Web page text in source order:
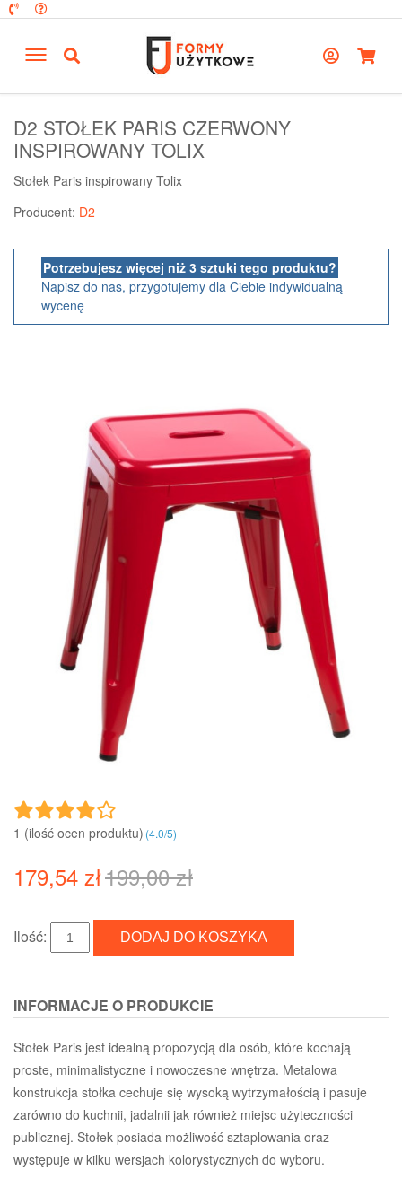
D2 STOŁEK PARIS CZERWONY
INSPIROWANY TOLIX
Stołek Paris inspirowany Tolix
Producent: D2
Potrzebujesz więcej niż 3 sztuki tego produktu?
Napisz do nas, przygotujemy dla Ciebie indywidualną
wycenę
1 (ilość ocen produktu)‎(4.0/5)
179,54 zł199,00 zł
Ilość:
INFORMACJE O PRODUKCIE
Stołek Paris jest idealną propozycją dla osób, które kochają
proste, minimalistyczne i nowoczesne wnętrza. Metalowa
konstrukcja stołka cechuje się wysoką wytrzymałością i pasuje
zarówno do kuchnii, jadalnii jak również miejsc użyteczności
publicznej. Stołek posiada możliwość sztaplowania oraz
występuje w kilku wersjach kolorystycznych do wyboru.